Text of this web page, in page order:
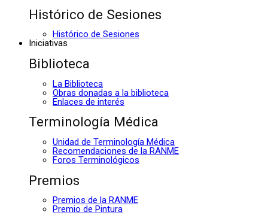
Histórico de Sesiones
Histórico de Sesiones
Iniciativas
Biblioteca
La Biblioteca
Obras donadas a la biblioteca
Enlaces de interés
Terminología Médica
Unidad de Terminología Médica
Recomendaciones de la RANME
Foros Terminológicos
Premios
Premios de la RANME
Premio de Pintura